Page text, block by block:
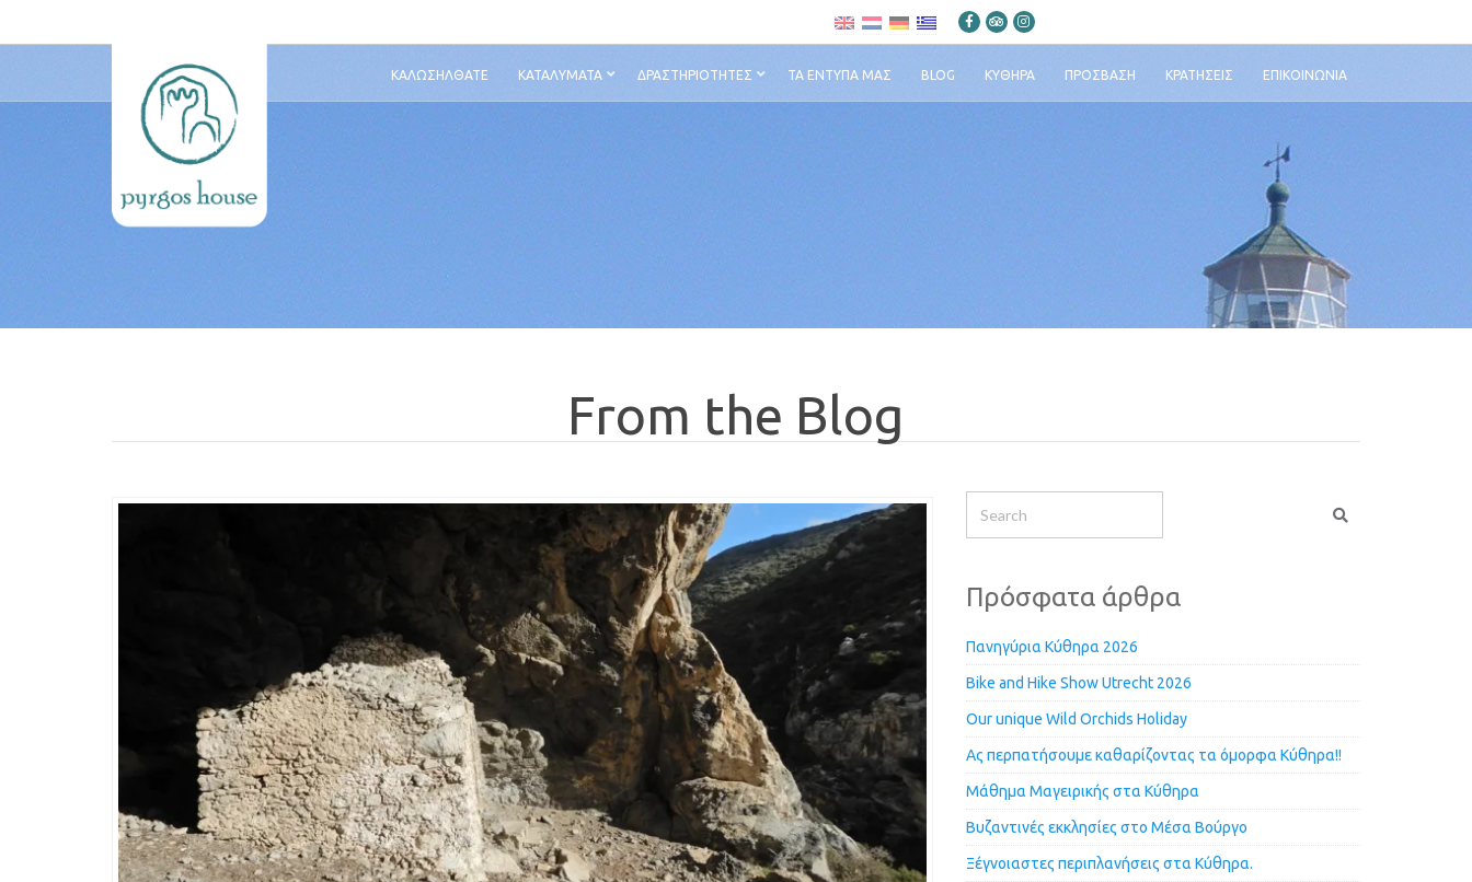
ΚΑΛΩΣΉΛΘΑΤΕ ΚΑΤΑΛΎΜΑΤΑ ΔΡΑΣΤΗΡΙΌΤΗΤΕΣ ΤΑ ΈΝΤΥΠΆ ΜΑΣ BLOG ΚΎΘΗΡΑ ΠΡΌΣΒΑΣΗ ΚΡΑΤΉΣΕΙΣ ΕΠΙΚΟΙΝΩΝΊΑ
From the Blog
Πρόσφατα άρθρα
Πανηγύρια Κύθηρα 2026
Bike and Hike Show Utrecht 2026
Our unique Wild Orchids Holiday
Ας περπατήσουμε καθαρίζοντας τα όμορφα Κύθηρα!!
Μάθημα Μαγειρικής στα Κύθηρα
Βυζαντινές εκκλησίες στο Μέσα Βούργο
Ξέγνοιαστες περιπλανήσεις στα Κύθηρα.